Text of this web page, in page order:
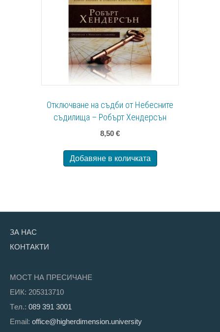
Отключване на съдби от Небесните
съдилища – Робърт Хендерсън
8,50 €
Добавяне в количката
ЗА НАС
КОНТАКТИ
МОСТ НА ПРЕСИЧАНЕ
ЕИК: 205313710
Tел.: 089 391 3001
Email: office@higherdimension.university